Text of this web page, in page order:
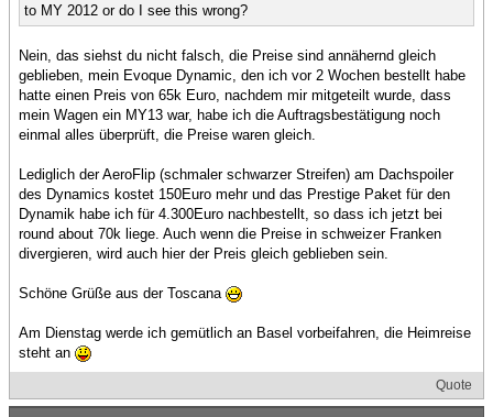
to MY 2012 or do I see this wrong?
Nein, das siehst du nicht falsch, die Preise sind annähernd gleich
geblieben, mein Evoque Dynamic, den ich vor 2 Wochen bestellt habe
hatte einen Preis von 65k Euro, nachdem mir mitgeteilt wurde, dass
mein Wagen ein MY13 war, habe ich die Auftragsbestätigung noch
einmal alles überprüft, die Preise waren gleich.
Lediglich der AeroFlip (schmaler schwarzer Streifen) am Dachspoiler
des Dynamics kostet 150Euro mehr und das Prestige Paket für den
Dynamik habe ich für 4.300Euro nachbestellt, so dass ich jetzt bei
round about 70k liege. Auch wenn die Preise in schweizer Franken
divergieren, wird auch hier der Preis gleich geblieben sein.
Schöne Grüße aus der Toscana
Am Dienstag werde ich gemütlich an Basel vorbeifahren, die Heimreise
steht an
Quote